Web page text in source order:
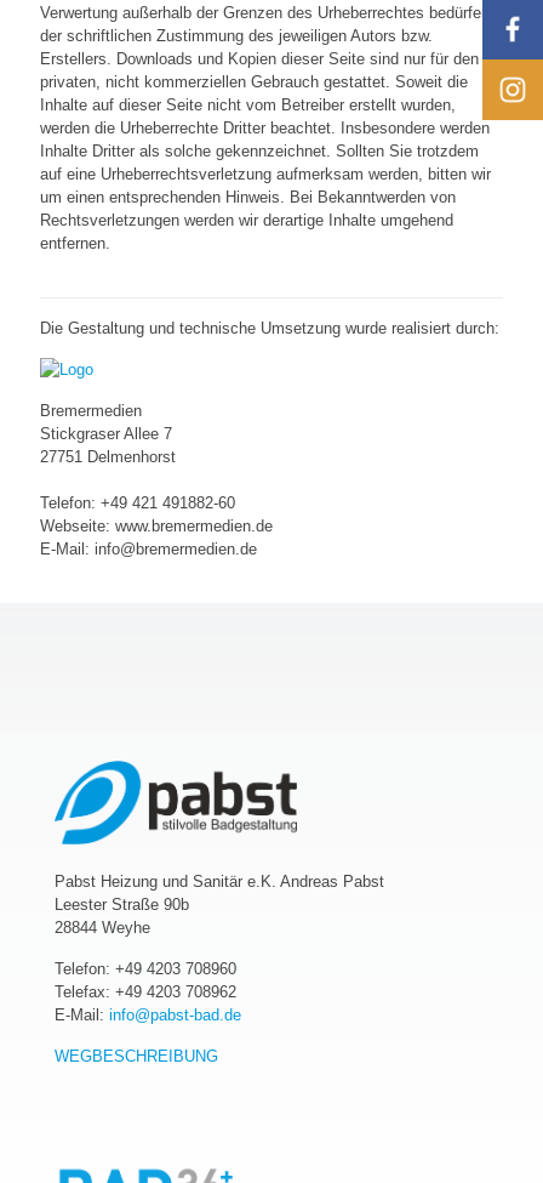
Verwertung außerhalb der Grenzen des Urheberrechtes bedürfen
der schriftlichen Zustimmung des jeweiligen Autors bzw.
Erstellers. Downloads und Kopien dieser Seite sind nur für den
privaten, nicht kommerziellen Gebrauch gestattet. Soweit die
Inhalte auf dieser Seite nicht vom Betreiber erstellt wurden,
werden die Urheberrechte Dritter beachtet. Insbesondere werden
Inhalte Dritter als solche gekennzeichnet. Sollten Sie trotzdem
auf eine Urheberrechtsverletzung aufmerksam werden, bitten wir
um einen entsprechenden Hinweis. Bei Bekanntwerden von
Rechtsverletzungen werden wir derartige Inhalte umgehend
entfernen.
Die Gestaltung und technische Umsetzung wurde realisiert durch:
Bremermedien
Stickgraser Allee 7
27751 Delmenhorst
Telefon: +49 421 491882-60
Webseite: www.bremermedien.de
E-Mail: info@bremermedien.de
Pabst Heizung und Sanitär e.K. Andreas Pabst
Leester Straße 90b
28844 Weyhe
Telefon: +49 4203 708960
Telefax: +49 4203 708962
E-Mail: info@pabst-bad.de
WEGBESCHREIBUNG